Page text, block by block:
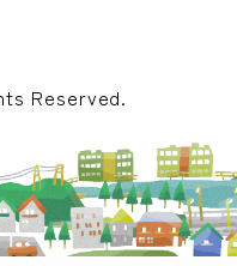
Reserved.